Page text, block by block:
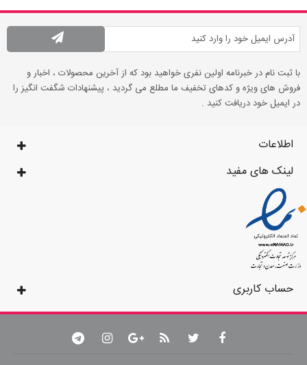
با ثبت نام در خبرنامه اولین نفری خواهید بود که از آخرین محصولات ، اخبار و
فروش های ویژه و کدهای تخفیف ما مطلع می گردید ، پیشنهادات شگفت انگیز را
در ایمیل خود دریافت کنید .
اطلاعات
لینک های مفید
حساب کاربری